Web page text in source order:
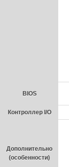
BIOS
Контроллер I/O
Дополнительно
(особенности)